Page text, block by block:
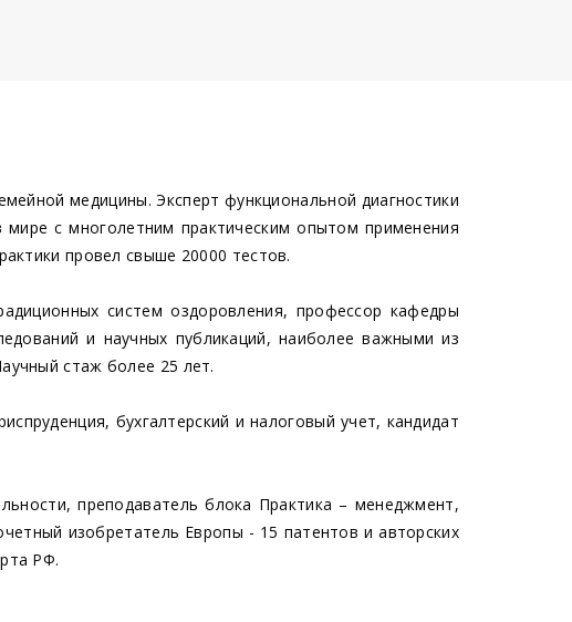
медицины. Эксперт функциональной диагностики
с многолетним практическим опытом применения
провел свыше 20000 тестов.
систем оздоровления, профессор кафедры
и научных публикаций, наиболее важными из
стаж более 25 лет.
бухгалтерский и налоговый учет, кандидат
преподаватель блока Практика – менеджмент,
изобретатель Европы - 15 патентов и авторских
РФ.